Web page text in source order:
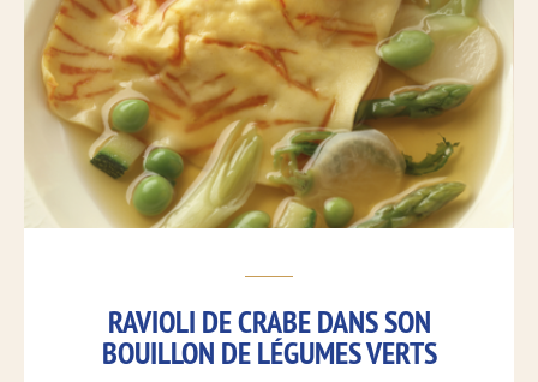
RAVIOLI DE CRABE DANS SON
BOUILLON DE LÉGUMES VERTS